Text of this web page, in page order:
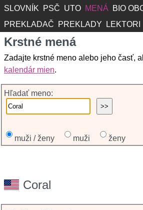
SLOVNÍK PSČ UTO MENÁ
BIO
PREKLADAČ
PREKLADY LEKTORI
Krstné mená
Zadajte krstné meno alebo jeho časť,
kalendár mien.
Hľadať meno:
muži / ženy muži ženy
Coral